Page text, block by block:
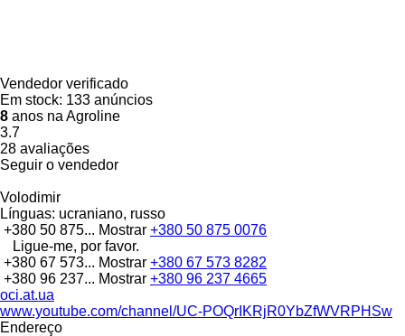
Vendedor verificado
Em stock: 133 anúncios
8 anos na Agroline
3.7
28 avaliações
Seguir o vendedor
Volodimir
Línguas: ucraniano, russo
+380 50 875... Mostrar +380 50 875 0076
Ligue-me, por favor.
+380 67 573... Mostrar +380 67 573 8282
+380 96 237... Mostrar +380 96 237 4665
oci.at.ua
www.youtube.com/channel/UC-POQrIKRjR0YbZfWVRPHSw
Endereço